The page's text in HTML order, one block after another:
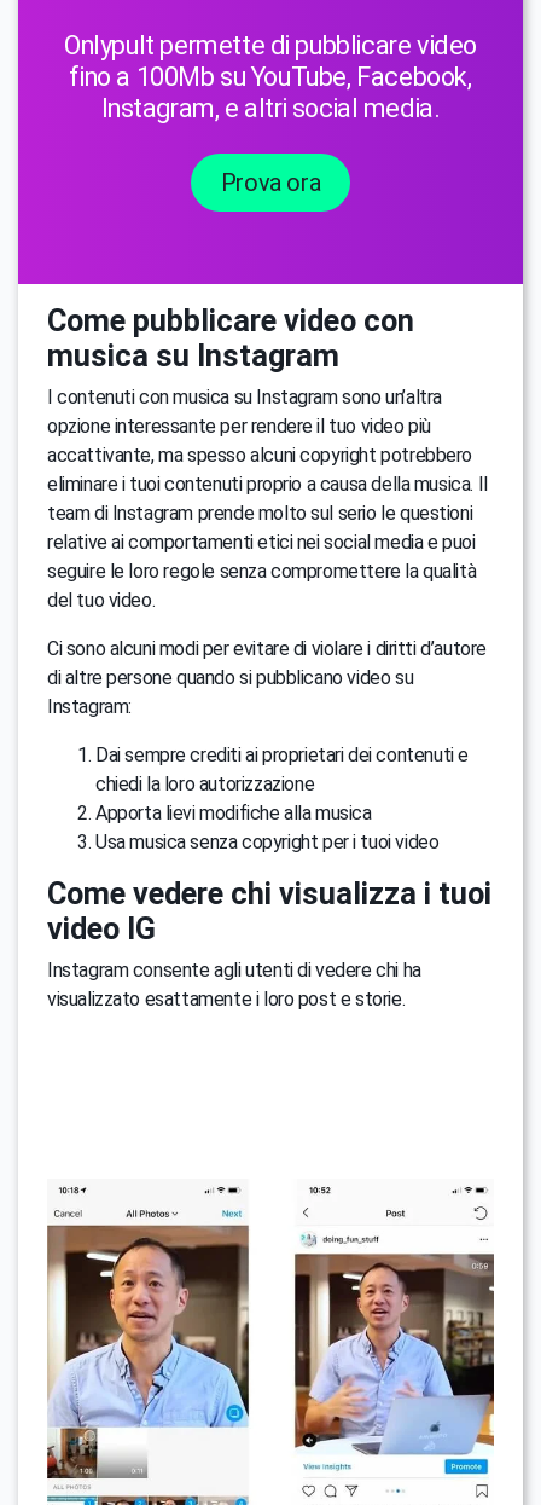
Onlypult permette di pubblicare video
fino a 100Mb su YouTube, Facebook,
Instagram, e altri social media.
Prova ora
Come pubblicare video con
musica su Instagram
I contenuti con musica su Instagram sono un’altra
opzione interessante per rendere il tuo video più
accattivante, ma spesso alcuni copyright potrebbero
eliminare i tuoi contenuti proprio a causa della musica. Il
team di Instagram prende molto sul serio le questioni
relative ai comportamenti etici nei social media e puoi
seguire le loro regole senza compromettere la qualità
del tuo video.
Ci sono alcuni modi per evitare di violare i diritti d’autore
di altre persone quando si pubblicano video su
Instagram:
Dai sempre crediti ai proprietari dei contenuti e
chiedi la loro autorizzazione
Apporta lievi modifiche alla musica
Usa musica senza copyright per i tuoi video
Come vedere chi visualizza i tuoi
video IG
Instagram consente agli utenti di vedere chi ha
visualizzato esattamente i loro post e storie.